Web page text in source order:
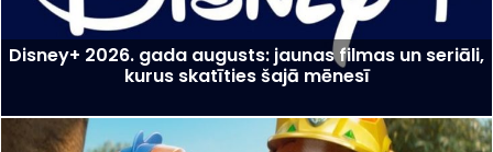
Disney+ 2026. gada augusts: jaunas filmas un seriāli,
kurus skatīties šajā mēnesī